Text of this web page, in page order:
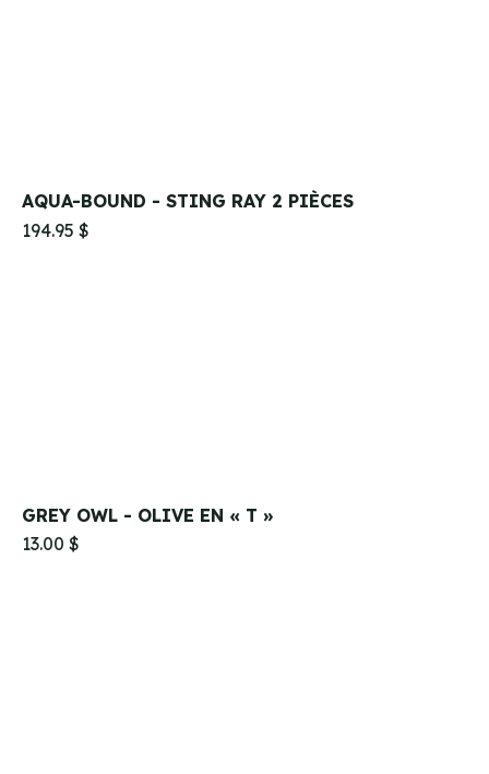
AQUA-BOUND - STING RAY 2 PIÈCES
194.95 $
GREY OWL - OLIVE EN « T »
13.00 $